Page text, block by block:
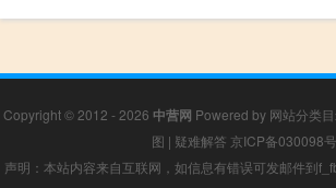
Copyright © 2012 - 2026 中营网 Powered by 网站分类
图 | 疑难解答 京ICP备030098号
声明：本站内容来自互联网，如信息有错误可发邮件到